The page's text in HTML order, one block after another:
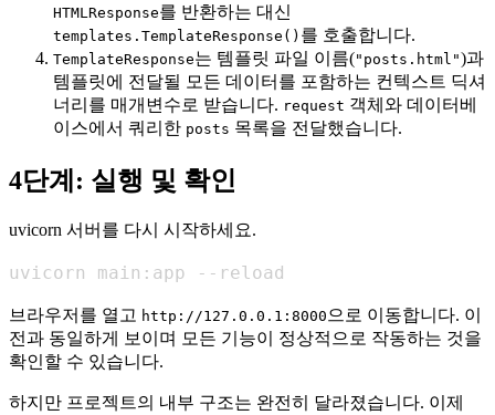
HTMLResponse를 반환하는 대신
templates.TemplateResponse() 를 호출합니다.
TemplateResponse는 템플릿 파일 이름("posts.html")과
템플릿에 전달될 모든 데이터를 포함하는 컨텍스트 딕셔
너리를 매개변수로 받습니다. request 객체와 데이터베
이스에서 쿼리한 posts 목록을 전달했습니다.
4단계: 실행 및 확인
uvicorn 서버를 다시 시작하세요.
uvicorn main:app --reload
브라우저를 열고 http://127.0.0.1:8000으로 이동합니다. 이
전과 동일하게 보이며 모든 기능이 정상적으로 작동하는 것을
확인할 수 있습니다.
하지만 프로젝트의 내부 구조는 완전히 달라졌습니다. 이제